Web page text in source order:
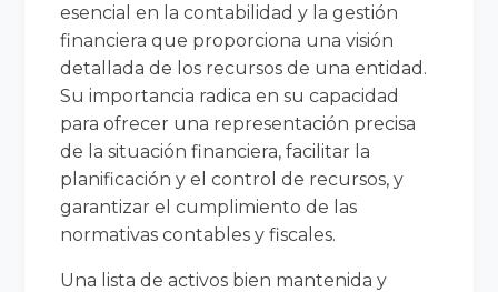
esencial en la contabilidad y la gestión
financiera que proporciona una visión
detallada de los recursos de una entidad.
Su importancia radica en su capacidad
para ofrecer una representación precisa
de la situación financiera, facilitar la
planificación y el control de recursos, y
garantizar el cumplimiento de las
normativas contables y fiscales.
Una lista de activos bien mantenida y